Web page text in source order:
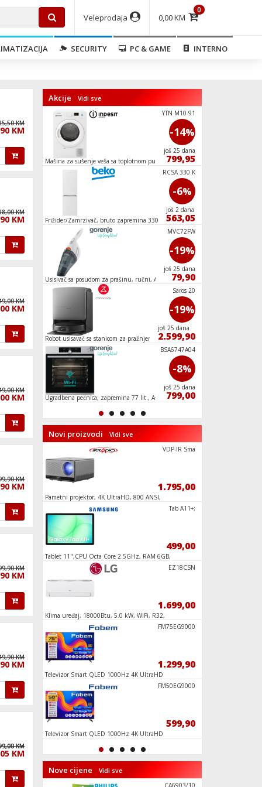
0,00 KM
0
Veleprodaja
SECURITY PC & GAME
INTERNO
KM
KM
KM
KM
KM
KM
KM
KM
KM
KM
KM
KM
KM
KM
KM
KM
KM
Akcije Vidi sve
-20
još 0 dana
39,90
BO6737E02X
još 3 dana
579,90
-10
još 20 dana
-27
još 25 dana
109,00
CIP 3E7L0W
još 25 dana
499,90
Mašina za sušenje veša sa toplotnom pumpom,
YTN M10 91
-14%
još 25 dana
799,95
Frižider/Zamrzivač, bruto zapremina 330 l, A+
RCSA 330 K
-6%
još 2 dana
563,05
Usisivač sa posudom za prašinu, ručni, Accu
MVC72FW
-19%
još 25 dana
79,90
Robot usisavač sa stanicom za pražnjenje,
6400mAh, 36.000 Pa
Saros 20
-19%
još 25 dana
2.599,90
Ugradbena pećnica, zapremina 77 lit., A+
BSA6747A04
-8%
još 25 dana
799,00
Novi proizvodi Vidi sve
439,90
RS2420HE
RC3100HE
689,90
649,90
I5V5KMS
Pametni projektor, 4K UltraHD, 800 ANSI,
WiFi, BT, Android
VDP-IR Sma
1.795,00
Tablet 11",CPU Octa Core 2.5GHz, RAM 6GB,
128GB, 7040mAh
Tab A11+;
499,00
Klima uređaj, 18000Btu, 5.0 kW, WiFi, R32,
EZ18CSN
1.699,00
Televizor Smart QLED 1000Hz 4K UltraHD
FM75EG9000
1.299,90
Televizor Smart QLED 1000Hz 4K UltraHD
FM50EG9000
599,90
Nove cijene Vidi sve
Horizon - CA6903/10